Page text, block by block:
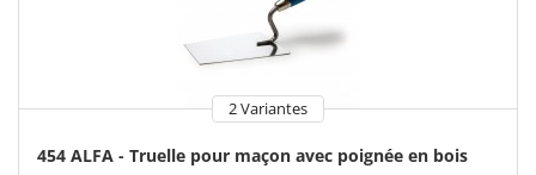
2 Variantes
454 ALFA - Truelle pour maçon avec poignée en bois